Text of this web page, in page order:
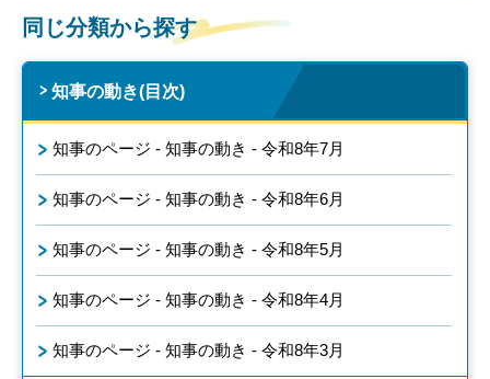
同じ分類から探す
知事の動き(目次)
知事のページ - 知事の動き - 令和8年7月
知事のページ - 知事の動き - 令和8年6月
知事のページ - 知事の動き - 令和8年5月
知事のページ - 知事の動き - 令和8年4月
知事のページ - 知事の動き - 令和8年3月